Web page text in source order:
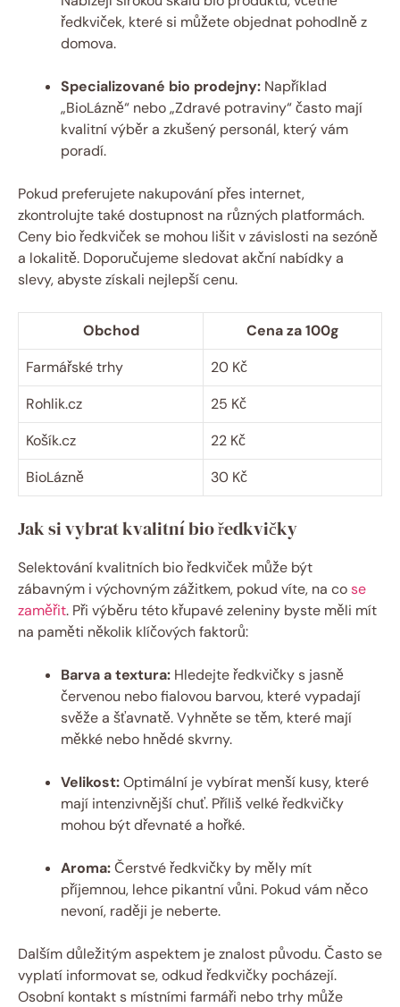
ředkviček, které si můžete objednat pohodlně z
domova.
Specializované bio prodejny: Například
„BioLázně“ nebo „Zdravé potraviny“ často mají
kvalitní výběr a zkušený personál, který vám
poradí.
Pokud preferujete nakupování přes internet,
zkontrolujte také dostupnost na různých platformách.
Ceny bio ředkviček se mohou lišit v závislosti na sezóně
a lokalitě. Doporučujeme sledovat akční nabídky a
slevy, abyste získali nejlepší cenu.
Obchod
Cena za 100g
Farmářské trhy
20 Kč
Rohlik.cz
25 Kč
Košík.cz
22 Kč
BioLázně
30 Kč
Jak si vybrat kvalitní bio ředkvičky
Selektování kvalitních bio ředkviček může být
zábavným i výchovným zážitkem, pokud víte, na cose
zaměřit. Při výběru této křupavé zeleniny byste měli mít
na paměti několik klíčových faktorů:
Barva a textura: Hledejte ředkvičky s jasně
červenou nebo fialovou barvou, které vypadají
svěže a šťavnatě. Vyhněte se těm, které mají
měkké nebo hnědé skvrny.
Velikost:Optimální je vybírat menší kusy, které
mají intenzivnější chuť. Příliš velké ředkvičky
mohou být dřevnaté a hořké.
Aroma:Čerstvé ředkvičky by měly mít
příjemnou, lehce pikantní vůni. Pokud vám něco
nevoní, raději je neberte.
Dalším důležitým aspektem je znalost původu. Často se
vyplatí informovat se, odkud ředkvičky pocházejí.
Osobní kontakt s místními farmáři nebo trhy může